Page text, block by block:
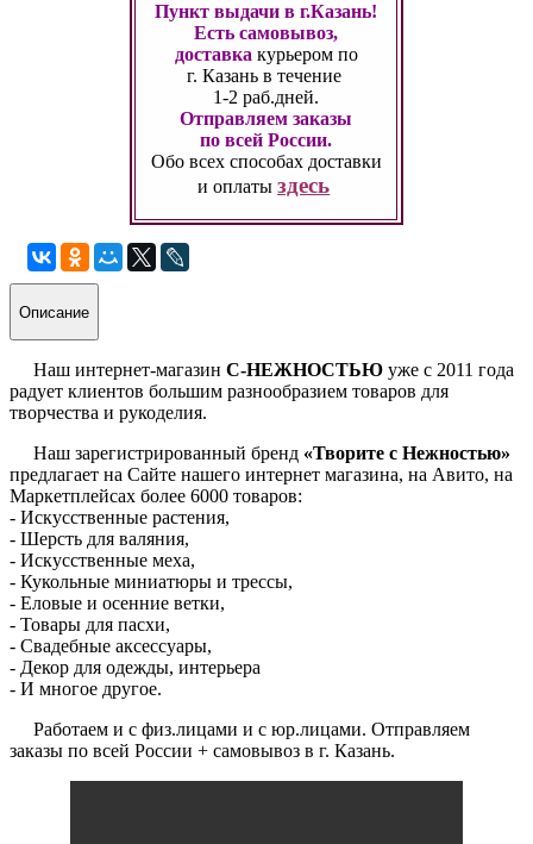
Пункт выдачи в г.Казань!
Есть самовывоз,
доставка курьером по
г. Казань в течение
1-2 раб.дней.
Отправляем заказы
по всей России.
Обо всех способах доставки
и оплатыздесь
Описание
Наш интернет-магазин С-НЕЖНОСТЬЮ уже с 2011 года
радует клиентов большим разнообразием товаров для
творчества и рукоделия.
Наш зарегистрированный бренд «Творите с Нежностью»
предлагает на Сайте нашего интернет магазина, на Авито, на
Маркетплейсах более 6000 товаров:
- Искусственные растения,
- Шерсть для валяния,
- Искусственные меха,
- Кукольные миниатюры и трессы,
- Еловые и осенние ветки,
- Товары для пасхи,
- Свадебные аксессуары,
- Декор для одежды, интерьера
- И многое другое.
Работаем и с физ.лицами и с юр.лицами. Отправляем
заказы по всей России + самовывоз в г. Казань.